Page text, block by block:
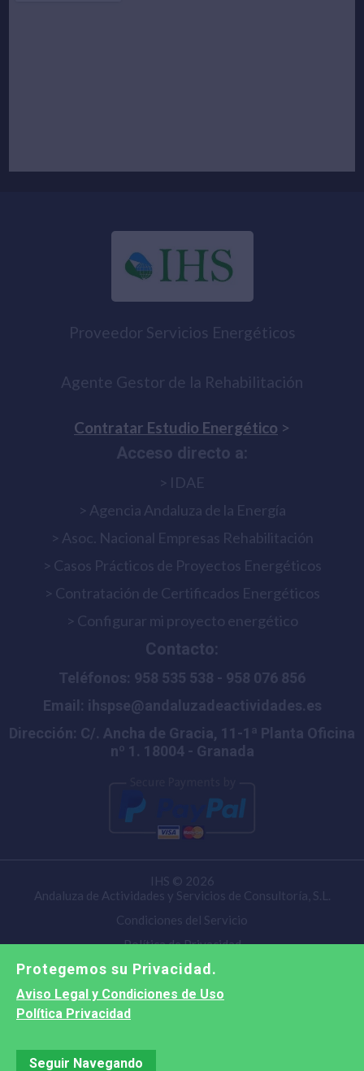
Proveedor Servicios Energéticos
Agente Gestor de la Rehabilitación
Contratar Estudio Energético >
Acceso directo a:
> IDAE
> Agencia Andaluza de la Energía
> Asoc. Nacional Empresas Rehabilitación
> Casos Prácticos de Proyectos Energéticos
> Contratación de Certificados Energéticos
> Configurar mi proyecto energético
Contacto:
Teléfonos: 958 535 538 - 958 076 856
Email: ihspse@andaluzadeactividades.es
Dirección: C/. Ancha de Gracia, 11-1ª Planta Oficina
nº 1. 18004 - Granada
IHS © 2026
Andaluza de Actividades y Servicios de Consultoría, S.L.
Condiciones del Servicio
Política de Privacidad
Protegemos su Privacidad.
Aviso Legal y Condiciones de Uso
Política Privacidad
Seguir Navegando